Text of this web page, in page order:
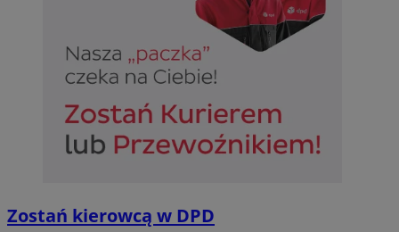
Zostań kierowcą w DPD